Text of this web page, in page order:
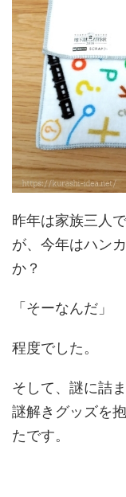
昨年は家族三人
が、今年はハン
か？
「そーなんだ」
程度でした。
そして、謎に詰
謎解きグッズを
たです。